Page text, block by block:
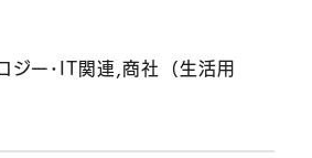
ジー･IT関連,商社（生活用